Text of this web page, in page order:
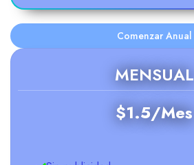
Comenzar Anual
MENSUAL
$1.5/Mes